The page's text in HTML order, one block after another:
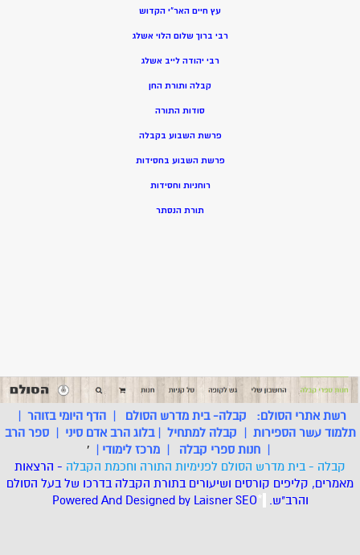
עץ חיים האר”י הקדוש
רבי ברוך שלום הלוי אשלג
רבי יהודה לייב אשלג
קבלה ותורת החן
סודות התורה
פרשת השבוע בקבלה
פרשת השבוע בחסידות
רוחניות וחסידות
תורת הנסתר
רשת אתרי הסולם: קבלה- בית מדרש הסולם |הדף היומי בזוהר |
תלמוד עשר הספירות | קבלה למתחיל |בלוג הרב אדם סיני |ספר הרב
| חנות ספרי קבלה | מרכז לימודי |
'
קבלה - בית מדרש הסולם לפנימיות התורה וחכמת הקבלה - הרצאות
מאמרים, קליפים קורסים ושיעורים בתורת הקבלה בדרכו של בעל הסולם
והרב"ש. *
Powered And Designed by LaisnerSEO